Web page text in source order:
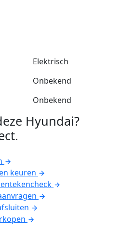
Elektrisch
Onbekend
Onbekend
Hyundai?
.
keuren